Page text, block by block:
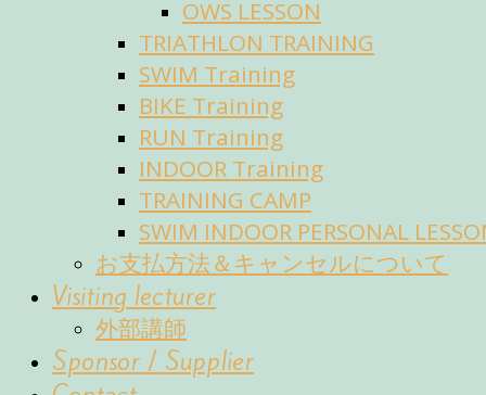
OWS LESSON
TRIATHLON TRAINING
SWIM Training
BIKE Training
RUN Training
INDOOR Training
TRAINING CAMP
SWIM INDOOR PERSONAL
お支払方法＆キャンセルについて
Visiting lecturer
外部講師
Sponsor / Supplier